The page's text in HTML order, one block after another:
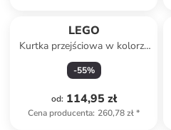
LEGO
Kurtka przejściowa w kolorze
czerwono-biało-żółto-
niebieskim
-55%
od: 114,95 zł
Cena producenta: 260,78 zł*